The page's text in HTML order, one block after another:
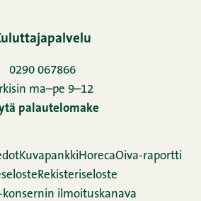
0290 067866
ma–pe 9–12
palautelomake
Kuvapankki HorecaOiva-raportti
Rekisteriseloste
ilmoituskanava